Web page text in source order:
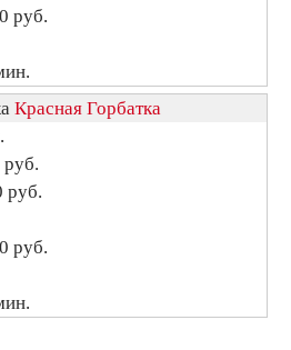
руб.
Красная Горбатка
руб.
руб.